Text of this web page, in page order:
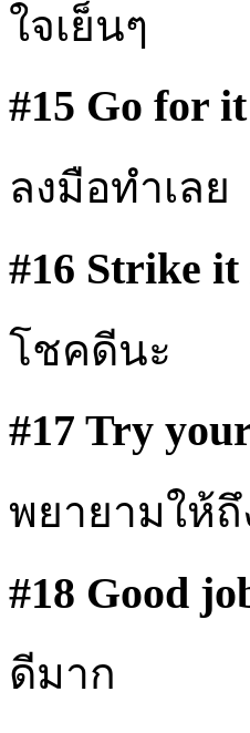
ใจเย็นๆ
#15 Go for it
ลงมือทำเลย
#16 Strike
โชคดีนะ
#17 Try
พยายามให้
#18 Good
ดีมาก